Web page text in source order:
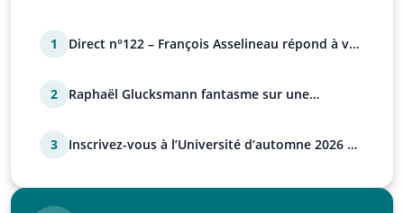
1
Direct n°122 – François Asselineau répond à vos
2
Raphaël Glucksmann fantasme sur une
3
Inscrivez-vous à l’Université d’automne 2026 de